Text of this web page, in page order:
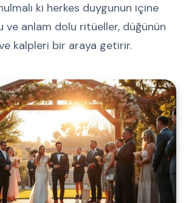
ki herkes duygunun içine
ve anlam dolu ritüeller, düğünün
kalpleri bir araya getirir.